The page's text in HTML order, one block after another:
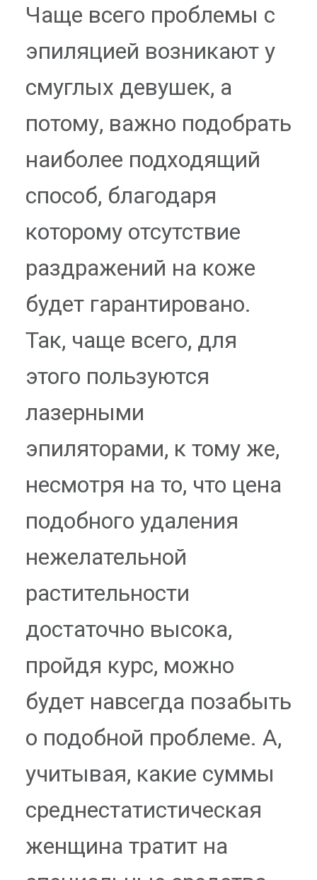
Чаще всего проблемы с
эпиляцией возникают у
смуглых девушек, а
потому, важно подобрать
наиболее подходящий
способ, благодаря
которому отсутствие
раздражений на коже
будет гарантировано.
Так, чаще всего, для
этого пользуются
лазерными
эпиляторами, к тому же,
несмотря на то, что цена
подобного удаления
нежелательной
растительности
достаточно высока,
пройдя курс, можно
будет навсегда позабыть
о подобной проблеме. А,
учитывая, какие суммы
среднестатистическая
женщина тратит на